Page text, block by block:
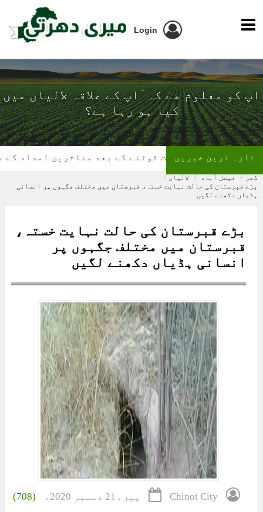
Login
ٓاپ کو معلوم ھے کہ ٓاپ کے علاقہ لالیاں میں
کیا ہو رہا ہے؟
گھر کی چھت ٹوٹنے کے بعد متاثرین امداد کے منتظر
تازہ ترین خبریں
گھر فیصل آباد
لالیاں
بڑے قبرستان کی حالت نہایت خستہ، قبرستان میں مختلف جگہوں پر انسانی
ہڈیاں دکھنے لگیں
بڑے قبرستان کی حالت نہایت خستہ،
قبرستان میں مختلف جگہوں پر
انسانی ہڈیاں دکھنے لگیں
Chinot City پیر , 21 دسمبر 2020ء (708)